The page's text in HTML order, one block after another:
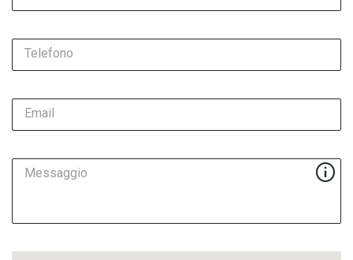
Telefono
Email
Messaggio